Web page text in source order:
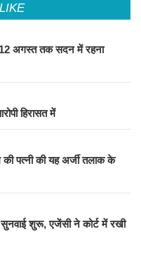
12 अगस्त तक सदन में रहना
हिरासत में
की पत्नी की यह अर्जी तलाक के
शुरू, एजेंसी ने कोर्ट में रखी